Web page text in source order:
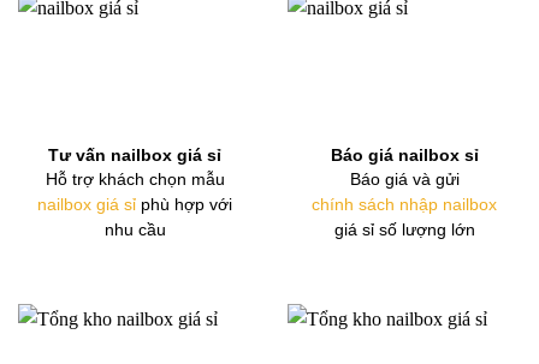
Tư vấn nailbox giá sỉ
Hỗ trợ khách chọn mẫu
nailbox giá sỉ phù hợp với
nhu cầu
Báo giá nailbox sỉ
Báo giá và gửi
chính sách nhập nailbox
giá sỉ số lượng lớn